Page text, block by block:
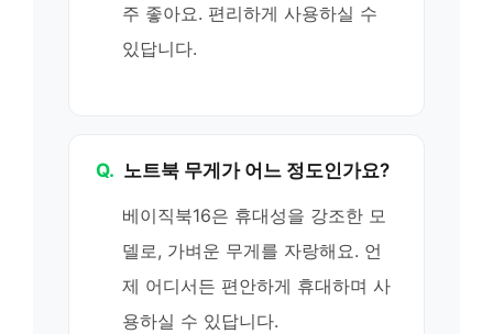
주 좋아요. 편리하게 사용하실 수
있답니다.
Q. 노트북 무게가 어느 정도인가요?
베이직북16은 휴대성을 강조한 모
델로, 가벼운 무게를 자랑해요. 언
제 어디서든 편안하게 휴대하며 사
용하실 수 있답니다.